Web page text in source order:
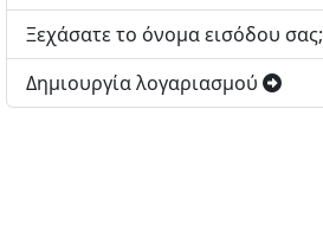
Ξεχάσατε το όνομα εισόδου σας;
Δημιουργία λογαριασμού